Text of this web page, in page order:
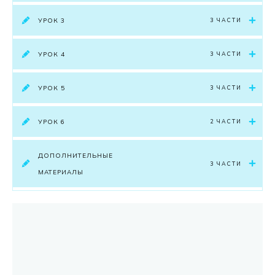
УРОК 3 3 ЧАСТИ
УРОК 4 3 ЧАСТИ
УРОК 5 3 ЧАСТИ
УРОК 6 2 ЧАСТИ
ДОПОЛНИТЕЛЬНЫЕ
МАТЕРИАЛЫ
3 ЧАСТИ